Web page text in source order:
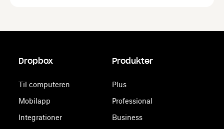
Dropbox
Til computeren
Mobilapp
Integrationer
Produkter
Plus
Professional
Business